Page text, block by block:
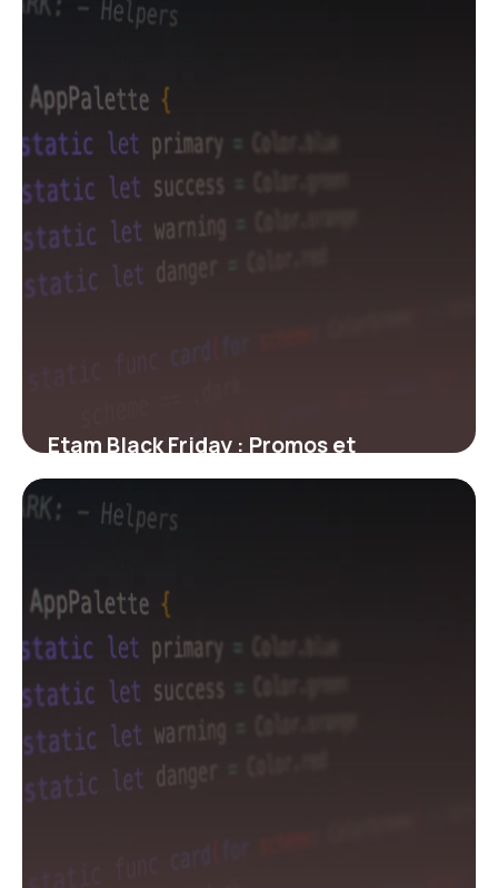
Etam Black Friday : Promos et
Réductions
8 juin 2026